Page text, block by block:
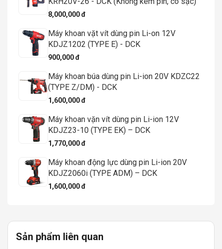
8,000,000 đ
Máy khoan vặt vít dùng pin Li-on 12V
KDJZ1202 (TYPE E) - DCK
900,000 đ
Máy khoan búa dùng pin Li-ion 20V KDZC22
(TYPE Z/DM) - DCK
1,600,000 đ
Máy khoan vặn vít dùng pin Li-ion 12V
KDJZ23-10 (TYPE EK) – DCK
1,770,000 đ
Máy khoan động lực dùng pin Li-ion 20V
KDJZ2060i (TYPE ADM) – DCK
1,600,000 đ
Sản phẩm liên quan